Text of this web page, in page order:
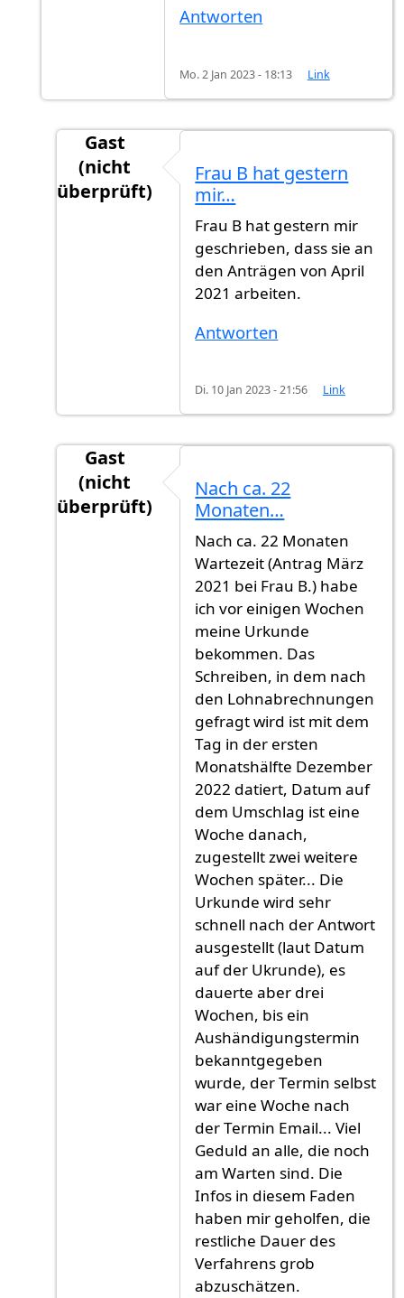
Antworten
Mo. 2 Jan 2023 - 18:13 Link
Gast
(nicht
überprüft)
Frau B hat gestern
mir…
Frau B hat gestern mir
geschrieben, dass sie an
den Anträgen von April
2021 arbeiten.
Antworten
Di. 10 Jan 2023 - 21:56 Link
Gast
(nicht
überprüft)
Wie ist der erste Buchstabe…
Nach ca. 22
Monaten…
Nach ca. 22 Monaten
Wartezeit (Antrag März
2021 bei Frau B.) habe
ich vor einigen Wochen
meine Urkunde
bekommen. Das
Schreiben, in dem nach
den Lohnabrechnungen
gefragt wird ist mit dem
Tag in der ersten
Monatshälfte Dezember
2022 datiert, Datum auf
dem Umschlag ist eine
Woche danach,
zugestellt zwei weitere
Wochen später... Die
Urkunde wird sehr
schnell nach der Antwort
ausgestellt (laut Datum
auf der Ukrunde), es
dauerte aber drei
Wochen, bis ein
Aushändigungstermin
bekanntgegeben
wurde, der Termin selbst
war eine Woche nach
der Termin Email... Viel
Geduld an alle, die noch
am Warten sind. Die
Infos in diesem Faden
haben mir geholfen, die
restliche Dauer des
Verfahrens grob
abzuschätzen.